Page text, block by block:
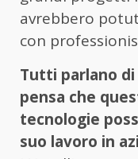
avrebbero
con
Tutti parlano
pensa che
tecnologie
suo lavoro in